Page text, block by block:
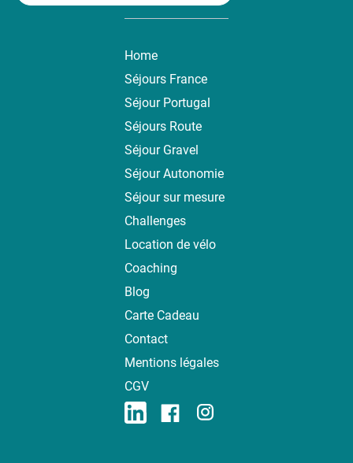
Home
Séjours France
Séjour Portugal
Séjours Route
Séjour Gravel
Séjour Autonomie
Séjour sur mesure
Challenges
Location de vélo
Coaching
Blog
Carte Cadeau
Contact
Mentions légales
CGV